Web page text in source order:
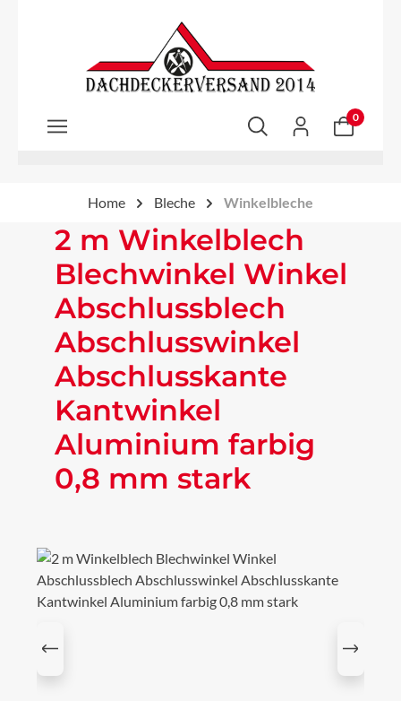
Zum Hauptinhalt springen
0
Home Bleche Winkelbleche
2 m Winkelblech
Blechwinkel Winkel
Abschlussblech
Abschlusswinkel
Abschlusskante
Kantwinkel
Aluminium farbig
0,8 mm stark
Bildergalerie überspringen